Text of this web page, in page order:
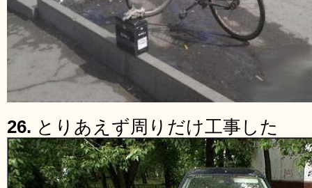
26. とりあえず周りだけ工事した